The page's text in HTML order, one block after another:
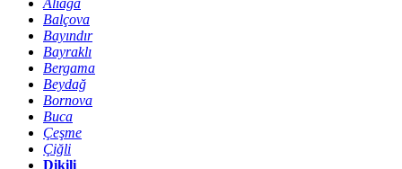
Balçova
Bayındır
Bayraklı
Bergama
Beydağ
Bornova
Buca
Çeşme
Çiğli
Dikili